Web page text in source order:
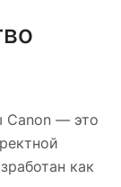
Canon — это
как